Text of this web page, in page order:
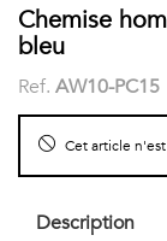
LES
IMPRIMÉES
Faune
Chemise
bleu
Ref. AW10-PC15
Cet article
Description